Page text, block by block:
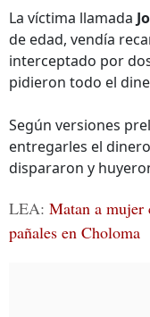
La víctima llamada
de edad, vendía
interceptado por
pidieron todo el
Según versiones
entregarles el
dispararon y
LEA: Matan a mujer
pañales en Choloma